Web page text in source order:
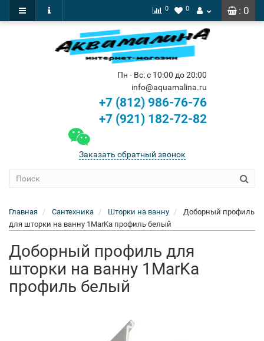
: 0
0 0
Пн - Вс: с 10:00 до 20:00
info@aquamalina.ru
+7 (812) 986-76-76
+7 (921) 182-72-82
Заказать обратный звонок
Главная Сантехника Шторки на ванну
Доборный профиль
для шторки на ванну 1MarKa профиль белый
Доборный профиль для
шторки на ванну 1MarKa
профиль белый